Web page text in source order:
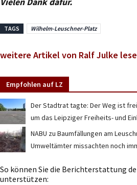
TAGS Wilhelm-Leuschner-Platz
weitere Artikel von Ralf Julke
Empfohlen auf LZ
Der Stadtrat tagte: Der Weg ist
um das Leipziger Freiheits- und
NABU zu Baumfällungen am
Umweltämter missachten noch
So können Sie die Berichterstattung
unterstützen: